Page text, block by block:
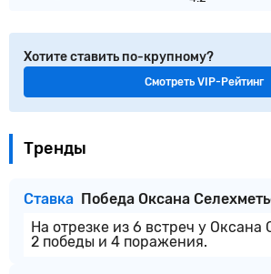
Хотите ставить по-крупному?
Смотреть VIP-Рейтинг
Тренды
Ставка Победа Оксана
На отрезке из 6 встреч у Оксана
2 победы и 4 поражения.